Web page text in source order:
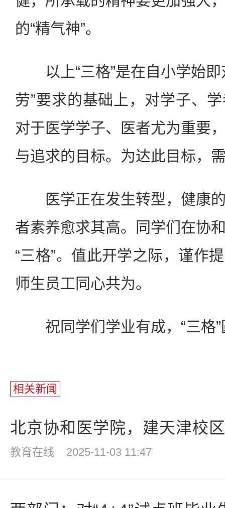
的“精气神”。
以上“三格”是在自小学始即
劳”要求的基础上，对学子、
对于医学学子、医者尤为重要
与追求的目标。为达此目标，
医学正在发生转型，健康的
者素养愈求其高。同学们在协
“三格”。值此开学之际，谨作
师生员工同心共为。
祝同学们学业有成，“三格”
相关新闻
北京协和医学院，建天津校区
教育在线 2025-11-03 11:47